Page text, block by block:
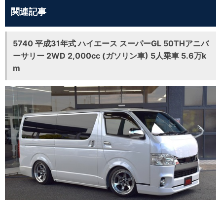
関連記事
5740 平成31年式 ハイエース スーパーGL 50THアニバ
ーサリー 2WD 2,000cc (ガソリン車) 5人乗車 5.6万k
m